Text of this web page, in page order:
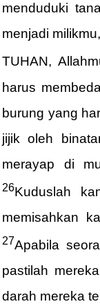
menduduki
menjadi
TUHAN,
harus
burung yang
jijik oleh
merayap di
26Kuduslah
memisahkan
27Apabila
pastilah
darah mereka